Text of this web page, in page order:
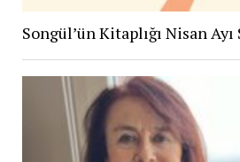
Songül’ün Kitaplığı Nisan